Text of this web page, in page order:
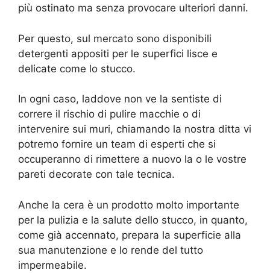
più ostinato ma senza provocare ulteriori danni.
Per questo, sul mercato sono disponibili
detergenti appositi per le superfici lisce e
delicate come lo stucco.
In ogni caso, laddove non ve la sentiste di
correre il rischio di pulire macchie o di
intervenire sui muri, chiamando la nostra ditta vi
potremo fornire un team di esperti che si
occuperanno di rimettere a nuovo la o le vostre
pareti decorate con tale tecnica.
Anche la cera è un prodotto molto importante
per la pulizia e la salute dello stucco, in quanto,
come già accennato, prepara la superficie alla
sua manutenzione e lo rende del tutto
impermeabile.